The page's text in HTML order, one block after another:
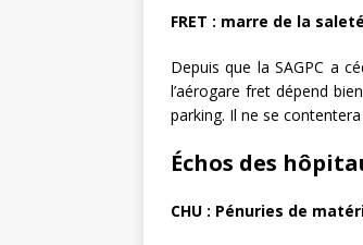
FRET : marre de la saleté
Depuis que la SAGPC a
l’aérogare fret dépend
parking. Il ne se
Échos des
CHU : Pénuries de